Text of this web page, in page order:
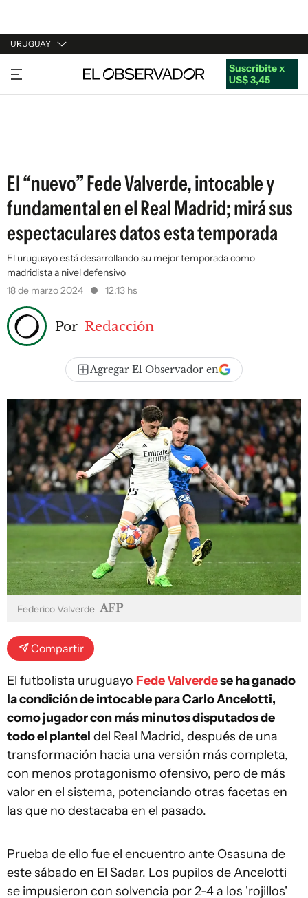
URUGUAY
URUGUAY
ARGENTINA
Suscribite x
US$ 3,45
El “nuevo” Fede Valverde, intocable y
fundamental en el Real Madrid; mirá sus
espectaculares datos esta temporada
El uruguayo está desarrollando su mejor temporada como
madridista a nivel defensivo
18 de marzo 2024
12:13 hs
Por Redacción
Agregar El Observador en
Federico Valverde AFP
Compartir
El futbolista uruguayo Fede Valverdese ha ganado
la condición de intocable para Carlo Ancelotti,
como jugador con más minutos disputados de
todo el plantel del Real Madrid, después de una
transformación hacia una versión más completa,
con menos protagonismo ofensivo, pero de más
valor en el sistema, potenciando otras facetas en
las que no destacaba en el pasado.
Prueba de ello fue el encuentro ante Osasuna de
este sábado en El Sadar. Los pupilos de Ancelotti
se impusieron con solvencia por 2-4 a los 'rojillos'